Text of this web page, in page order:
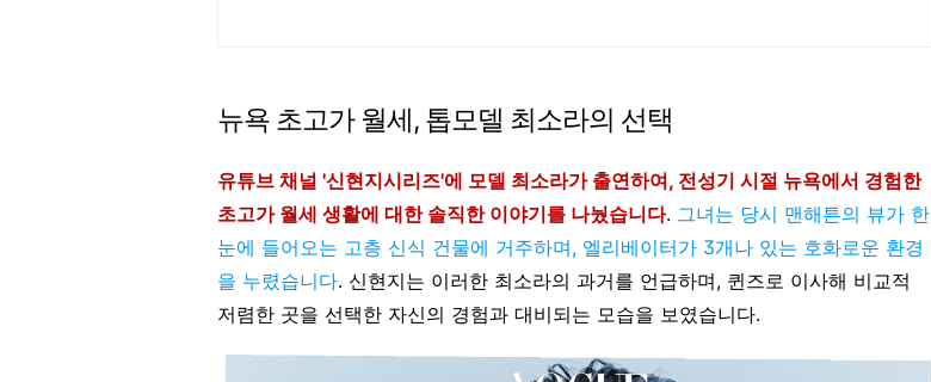
뉴욕 초고가 월세, 톱모델 최소라의 선택
유튜브 채널 '신현지시리즈'에 모델 최소라가 출연하여, 전성기 시절 뉴욕에서 경험한
초고가 월세 생활에 대한 솔직한 이야기를 나눴습니다. 그녀는 당시 맨해튼의 뷰가 한
눈에 들어오는 고층 신식 건물에 거주하며, 엘리베이터가 3개나 있는 호화로운 환경
을 누렸습니다. 신현지는 이러한 최소라의 과거를 언급하며, 퀸즈로 이사해 비교적
저렴한 곳을 선택한 자신의 경험과 대비되는 모습을 보였습니다.